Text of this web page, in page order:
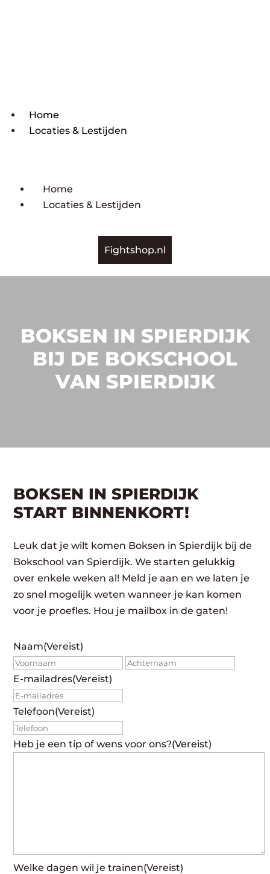
Home
Locaties & Lestijden
Home
Locaties & Lestijden
Fightshop.nl
BOKSEN IN SPIERDIJK
BIJ DE BOKSCHOOL
VAN SPIERDIJK
BOKSEN IN SPIERDIJK
START BINNENKORT!
Leuk dat je wilt komen Boksen in Spierdijk bij de
Bokschool van Spierdijk. We starten gelukkig
over enkele weken al! Meld je aan en we laten je
zo snel mogelijk weten wanneer je kan komen
voor je proefles. Hou je mailbox in de gaten!
Naam(Vereist)
Voornaam
E-mailadres(Vereist)
Telefoon(Vereist)
Heb je een tip of wens voor ons?(Vereist)
Welke dagen wil je trainen(Vereist)